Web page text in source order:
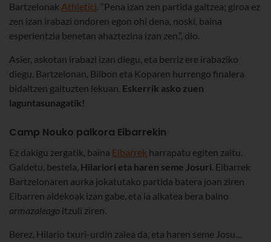
Bartzelonak Athletici. “Pena izan zen partida galtzea; giroa ez
zen izan irabazi ondoren egon ohi dena, noski, baina
esperientzia benetan ahaztezina izan zen.”, dio.
Asier, askotan irabazi izan diegu, eta berriz ere irabaziko
diegu. Bartzelonan, Bilbon eta Koparen hurrengo finalera
bidaltzen gaituzten lekuan. Eskerrik asko zuen
laguntasunagatik!
Camp Nouko palkora Eibarrekin
Ez dakigu zergatik, baina Eibarrek harrapatu egiten zaitu.
Galdetu, bestela, Hilariori eta haren seme Josuri. Eibarrek
Bartzelonaren aurka jokatutako partida batera joan ziren
Eibarren aldekoak izan gabe, eta ia alkatea bera baino
armazaleago itzuli ziren.
Berez, Hilario txuri-urdin zalea da, eta haren seme Josu…